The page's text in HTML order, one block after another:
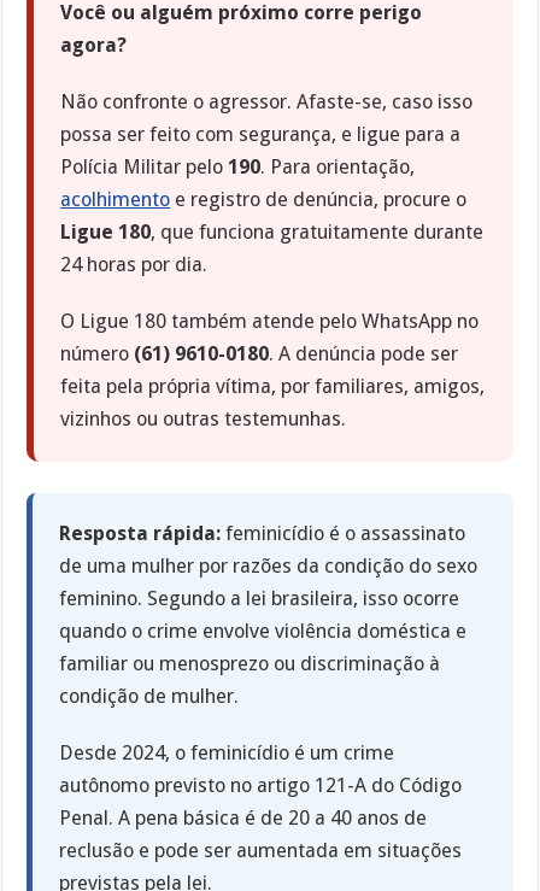
Você ou alguém próximo corre perigo
agora?
Não confronte o agressor. Afaste-se, caso isso
possa ser feito com segurança, e ligue para a
Polícia Militar pelo190. Para orientação,
acolhimento e registro de denúncia, procure o
Ligue 180, que funciona gratuitamente durante
24 horas por dia.
O Ligue 180 também atende pelo WhatsApp no
número (61) 9610-0180. A denúncia pode ser
feita pela própria vítima, por familiares, amigos,
vizinhos ou outras testemunhas.
Resposta rápida: feminicídio é o assassinato
de uma mulher por razões da condição do sexo
feminino. Segundo a lei brasileira, isso ocorre
quando o crime envolve violência doméstica e
familiar ou menosprezo ou discriminação à
condição de mulher.
Desde 2024, o feminicídio é um crime
autônomo previsto no artigo 121-A do Código
Penal. A pena básica é de 20 a 40 anos de
reclusão e pode ser aumentada em situações
previstas pela lei.